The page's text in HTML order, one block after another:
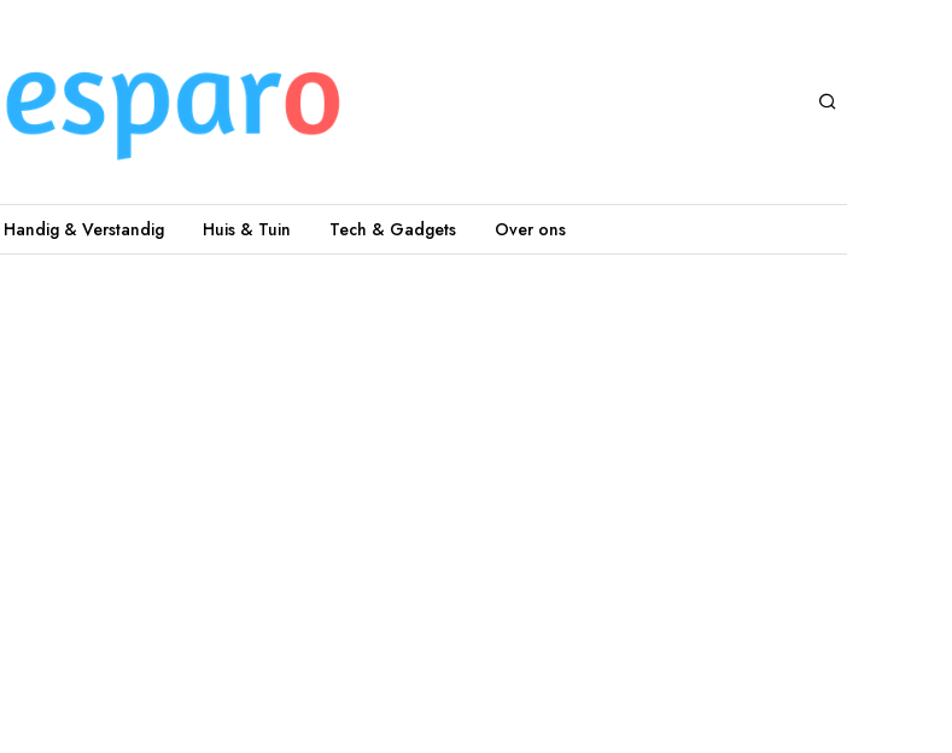
Handig & Verstandig Huis & Tuin Tech & Gadgets Over ons